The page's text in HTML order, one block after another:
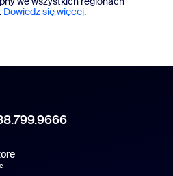
Zoom
i przesyłanie plików
Dowiedz się więcej.